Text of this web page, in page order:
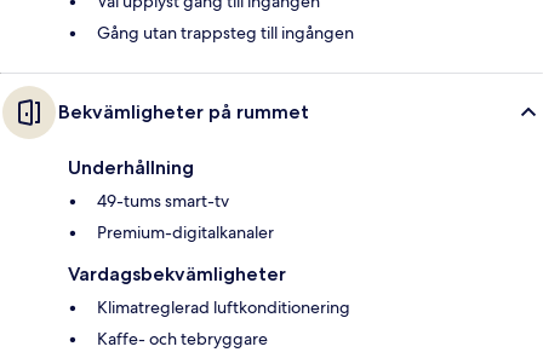
Gång utan trappsteg till ingången
Bekvämligheter på rummet
Underhållning
49-tums smart-tv
Premium-digitalkanaler
Vardagsbekvämligheter
Klimatreglerad luftkonditionering
Kaffe- och tebryggare